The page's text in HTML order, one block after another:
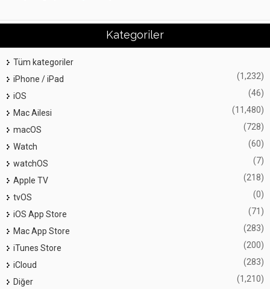
Kategoriler
Tüm kategoriler
iPhone / iPad
(1,232)
iOS (46)
Mac Ailesi (11,480)
macOS (728)
Watch (60)
watchOS (7)
Apple TV (218)
tvOS (0)
iOS App Store (71)
Mac App Store (283)
iTunes Store (200)
iCloud (283)
Diğer (1,210)